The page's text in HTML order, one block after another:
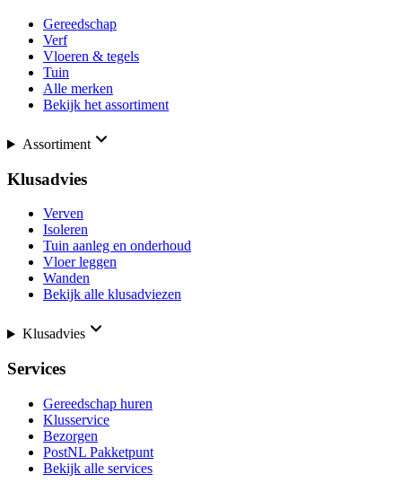
Gereedschap
Verf
Vloeren & tegels
Tuin
Alle merken
Bekijk het assortiment
Assortiment
Klusadvies
Verven
Isoleren
Tuin aanleg en onderhoud
Vloer leggen
Wanden
Bekijk alle klusadviezen
Klusadvies
Services
Gereedschap huren
Klusservice
Bezorgen
PostNL Pakketpunt
Bekijk alle services